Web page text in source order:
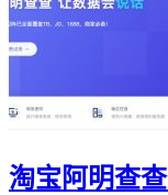
淘宝阿明查